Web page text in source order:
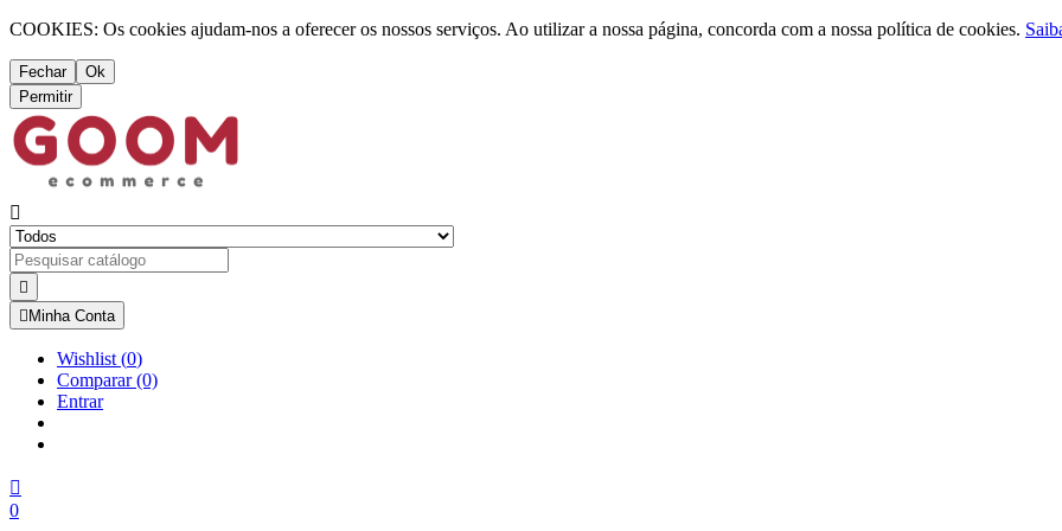
COOKIES: Os cookies ajudam-nos a oferecer os nossos serviços. Ao utilizar a nossa página, concorda com a nossa política de cookies.
Fechar
Ok
Permitir


 Minha Conta
Wishlist (0)
Comparar(0)
Entrar

0